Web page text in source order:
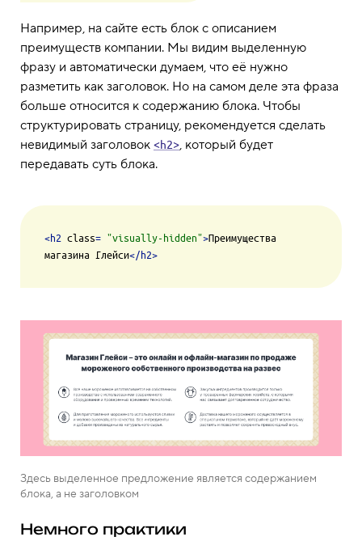
Например, на сайте есть блок с описанием
преимуществ компании. Мы видим выделенную
фразу и автоматически думаем, что её нужно
разметить как заголовок. Но на самом деле эта фраза
больше относится к содержанию блока. Чтобы
структурировать страницу, рекомендуется сделать
невидимый заголовок <h2>, который будет
передавать суть блока.
<h2 class= "visually-hidden">Преимущества
магазина Глейси</h2>
Здесь выделенное предложение является содержанием
блока, а не заголовком
Немного практики